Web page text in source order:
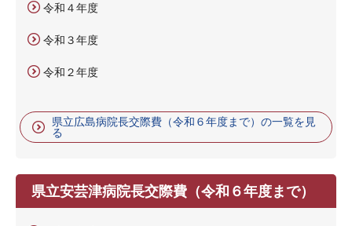
令和４年度
令和３年度
令和２年度
県立広島病院長交際費（令和６年度まで）の一覧を見
る
県立安芸津病院長交際費（令和６年度まで）